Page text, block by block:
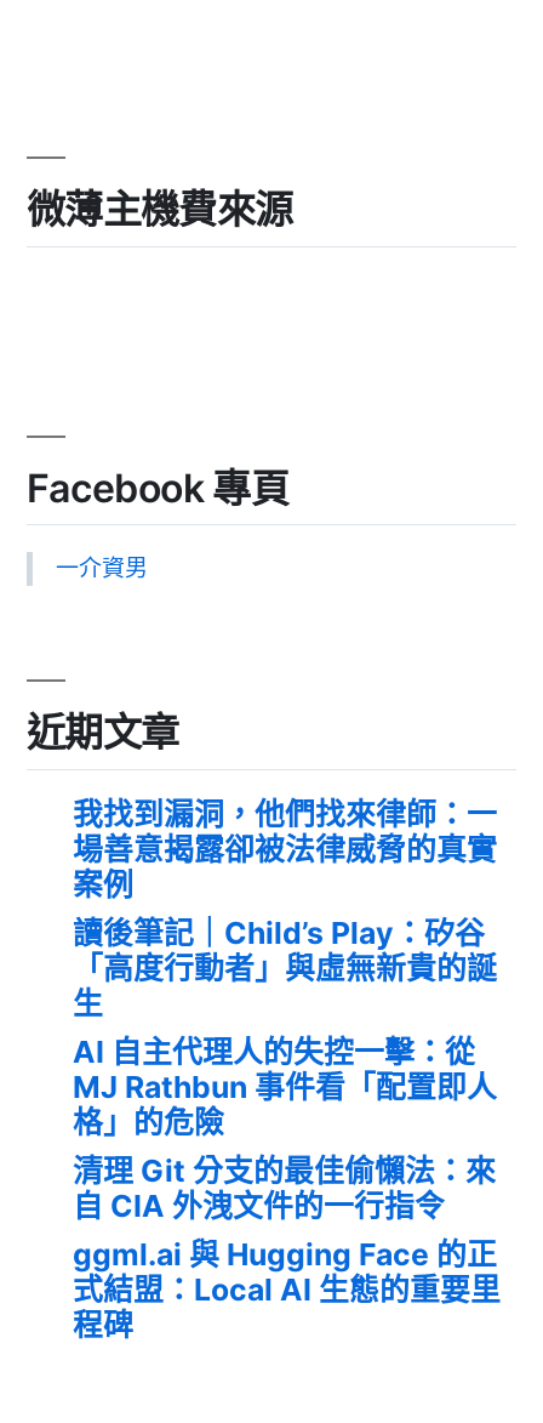
微薄主機費來源
Facebook 專頁
一介資男
近期文章
我找到漏洞，他們找來律師：一
場善意揭露卻被法律威脅的真實
案例
讀後筆記｜Child’s Play：矽谷
「高度行動者」與虛無新貴的誕
生
AI 自主代理人的失控一擊：從
MJ Rathbun 事件看「配置即人
格」的危險
清理 Git 分支的最佳偷懶法：來
自 CIA 外洩文件的一行指令
ggml.ai 與 Hugging Face 的正
式結盟：Local AI 生態的重要里
程碑